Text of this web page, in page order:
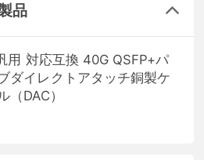
品
用 対応互換 40G QSFP+パ
ダイレクトアタッチ銅製ケ
（DAC）